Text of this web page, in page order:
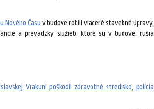
Nového Času v budove robili viaceré stavebné úpravy,
a prevádzky služieb, ktoré sú v budove, rušia
Vrakuni poškodil zdravotné stredisko, polícia